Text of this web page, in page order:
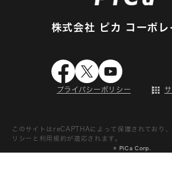
株式会社 ピカ コーポレ
プライバシーポリシー
このサイトはreCAPTHAによって保護されており
リシー と 利用規約 が適応されます。
© PiCa Corp.